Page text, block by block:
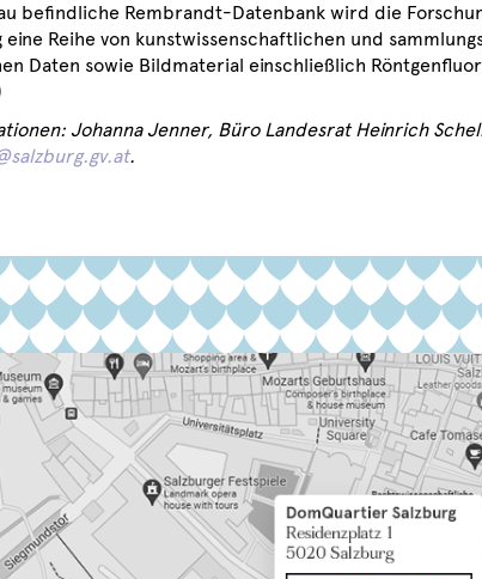
befindliche Rembrandt-Datenbank wird die
eine Reihe von kunstwissenschaftlichen und
Daten sowie Bildmaterial einschließlich
Johanna Jenner, Büro Landesrat Heinrich
.